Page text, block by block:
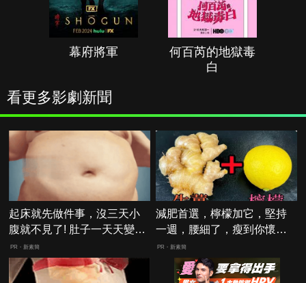
幕府將軍
何百芮的地獄毒
白
看更多影劇新聞
起床就先做件事，沒三天小
腹就不見了! 肚子一天天變
小！
PR・新素簡
減肥首選，檸檬加它，堅持
一週，腰細了，瘦到你懷疑
人生
PR・新素簡